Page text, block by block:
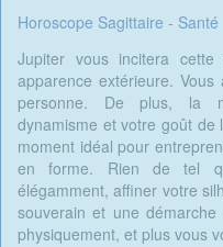
Horoscope Sagittaire - Santé
Jupiter vous incitera
apparence extérieure.
personne. De plus, la
dynamisme et votre goût de
moment idéal pour
en forme. Rien de tel
élégamment, affiner votre
souverain et une
physiquement, et plus vous